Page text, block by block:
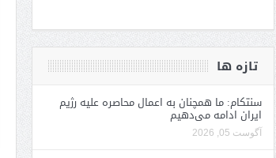
تازه ها
سنتکام: ما همچنان به اعمال محاصره علیه رژیم
ایران ادامه می‌دهیم
آگوست 05, 2026